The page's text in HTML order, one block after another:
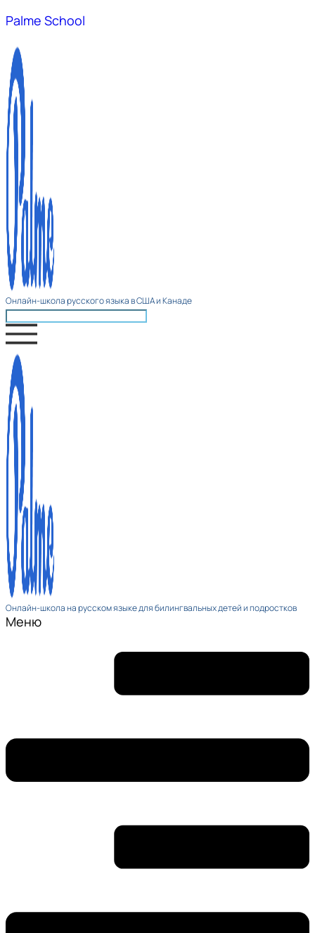
Palme School
Онлайн-школа русского языка в США и Канаде​
Онлайн-школа на русском языке для билингвальных детей и подростков
Меню